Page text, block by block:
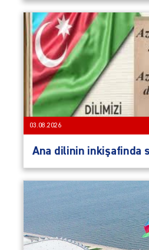
03.08.2026
Ana dilinin inkişafinda